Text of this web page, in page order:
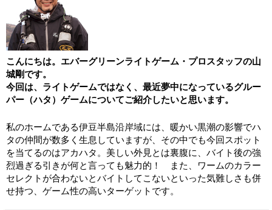
こんにちは。エバーグリーンライトゲーム・プロスタッフの山
城剛です。
今回は、ライトゲームではなく、最近夢中になっているグルー
パー（ハタ）ゲームについてご紹介したいと思います。
私のホームである伊豆半島沿岸域には、暖かい黒潮の影響でハ
タの仲間が数多く生息していますが、その中でも今回スポット
を当てるのはアカハタ。美しい外見とは裏腹に、バイト後の強
烈過ぎる引きが何と言っても魅力的！ また、ワームのカラー
セレクトが合わないとバイトしてこないといった気難しさも併
せ持つ、ゲーム性の高いターゲットです。